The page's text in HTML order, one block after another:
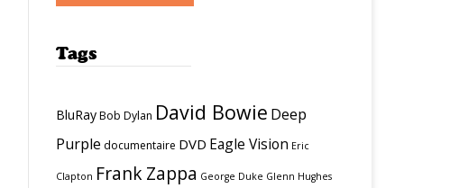
Tags
BluRay Bob Dylan David Bowie Deep
Purple documentaire DVD Eagle Vision Eric
Clapton Frank Zappa George Duke Glenn Hughes